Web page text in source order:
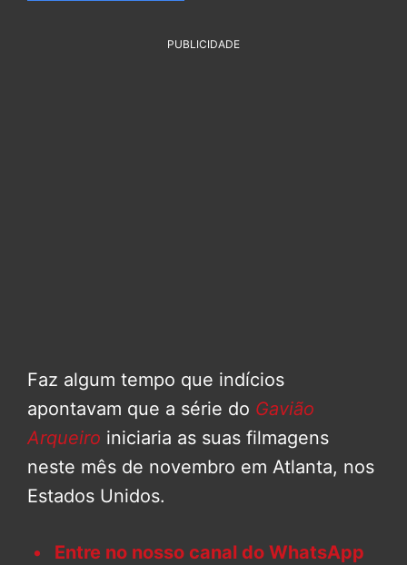
PUBLICIDADE
Faz algum tempo que indícios
apontavam que a série do Gavião
Arqueiro iniciaria as suas filmagens
neste mês de novembro em Atlanta, nos
Estados Unidos.
Entre no nosso canal do WhatsApp